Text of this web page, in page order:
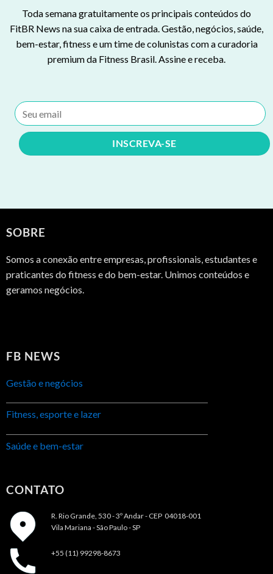
Toda semana gratuitamente os principais conteúdos do
FitBR News na sua caixa de entrada. Gestão, negócios, saúde,
bem-estar, fitness e um time de colunistas com a curadoria
premium da Fitness Brasil. Assine e receba.
SOBRE
Somos a conexão entre empresas, profissionais, estudantes e
praticantes do fitness e do bem-estar. Unimos conteúdos e
geramos negócios.
FB NEWS
Gestão e negócios
Fitness, esporte e lazer
Saúde e bem-estar
CONTATO
R. Rio Grande, 530 - 3º Andar - CEP 04018-001
Vila Mariana - São Paulo - SP
+55 (11) 99298-8673